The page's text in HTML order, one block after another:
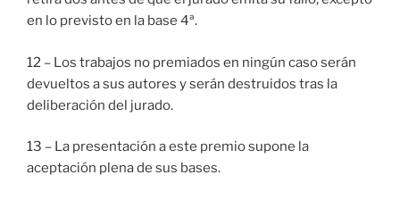
en lo previsto en la base 4ª.
12 – Los trabajos no premiados en ningún caso serán
devueltos a sus autores y serán destruidos tras la
deliberación del jurado.
13 – La presentación a este premio supone la
aceptación plena de sus bases.